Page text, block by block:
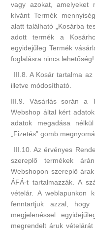
vagy azokat, amelyeket
kívánt Termék
alatt található „Kosárba
adott termék a
egyidejűleg Termék
foglalásra nincs lehetőség!
III.8. A Kosár tartalma
illetve módosítható.
III.9. Vásárlás során a
Webshop által kért
adatok megadása
„Fizetés” gomb
III.10. Az érvényes
szereplő termékek
Webshopon szereplő
ÁFÁ-t tartalmazzák. A
vételár. A weblapunkon
fenntartjuk azzal,
megjelenéssel
megrendelt áruk